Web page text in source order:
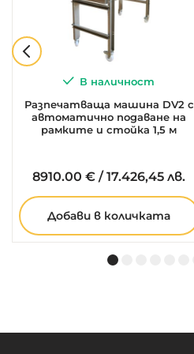
В наличност
Разпечатваща машина DV2 с
автоматично подаване на
рамките и стойка 1,5 м
8910.00 € /17.426,45 лв.
Добави в количката